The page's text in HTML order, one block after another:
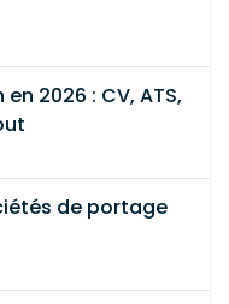
2026 : CV, ATS,
de portage